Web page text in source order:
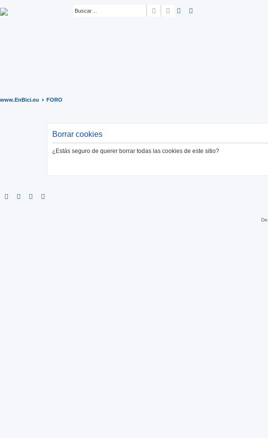
BuscarBúsqueda avanzada
www.EnBici.eu FORO
Borrar cookies
¿Estás seguro de querer borrar todas las cookies de este sitio?